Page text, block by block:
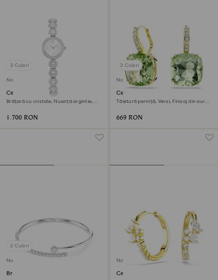
3 Culori
Nou
Ceas Una Angelic
Brățară cu cristale, Nuanță argintie,
1.700 RON
2 Culori
Nou
Cercei cu drop Millenia
Tăietură perniță, Verzi, Finisaj din aur
669 RON
2 Culori
Nou
Brățară fixă Matrix
Nou
Cercei rotunzi Mesmera